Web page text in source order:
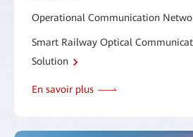
Operational Communication
Smart Railway Optical
Solution
En savoir plus